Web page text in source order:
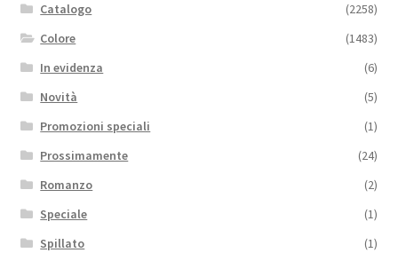
Catalogo
(2258)
Colore
(1483)
In evidenza
(6)
Novità
(5)
Promozioni speciali
(1)
Prossimamente
(24)
Romanzo
(2)
Speciale
(1)
Spillato
(1)